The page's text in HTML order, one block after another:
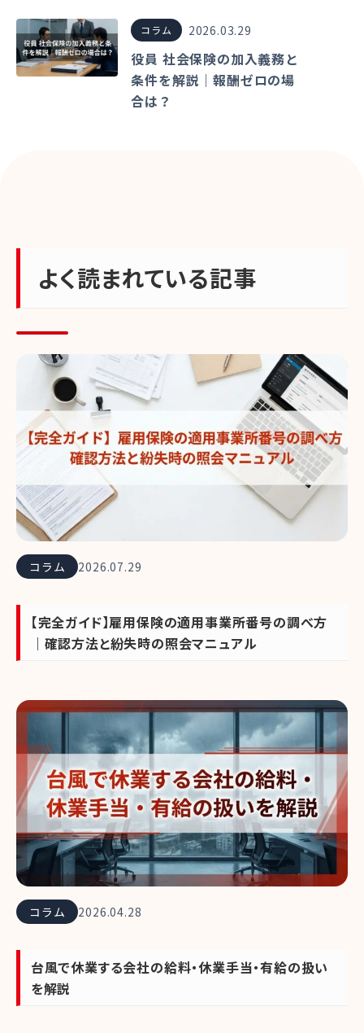
コラム 2026.03.29
役員 社会保険の加入義務と
条件を解説｜報酬ゼロの場
合は？
よく読まれている記事
コラム 2026.07.29
【完全ガイド】雇用保険の適用事業所番号の調べ方
｜確認方法と紛失時の照会マニュアル
コラム 2026.04.28
台風で休業する会社の給料・休業手当・有給の扱い
を解説